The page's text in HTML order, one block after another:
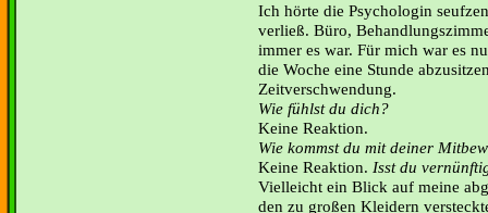
Ich hörte die Psychologin
verließ. Büro,
immer es war. Für mich war es
die Woche eine Stunde
Zeitverschwendung.
Wie fühlst du dich?
Keine Reaktion.
Wie kommst du mit deiner
Keine Reaktion. Isst du
Vielleicht ein Blick auf meine
den zu großen Kleidern